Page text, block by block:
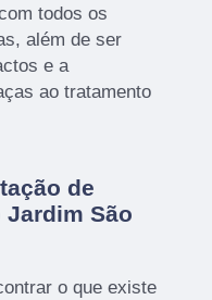
todos os
além de ser
e a
ao tratamento
de
São
o que existe